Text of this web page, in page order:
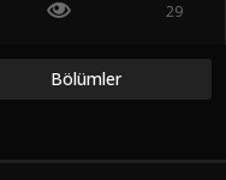
29
Bölümler